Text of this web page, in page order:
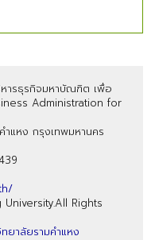
หารธุรกิจมหาบัณฑิต เพื่อ
Administration for
แหง กรุงเทพมหานคร
Rights
ยาลัยรามคำแหง